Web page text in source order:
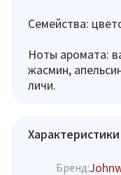
Семейства:
Ноты аромата:
жасмин,
личи.
Характеристики
Бренд: